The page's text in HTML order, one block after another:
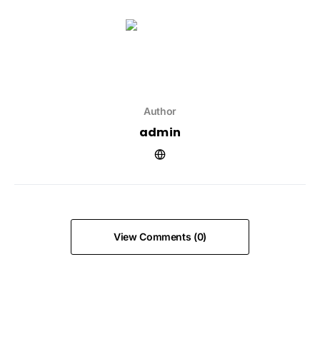
Author
admin
View Comments (0)